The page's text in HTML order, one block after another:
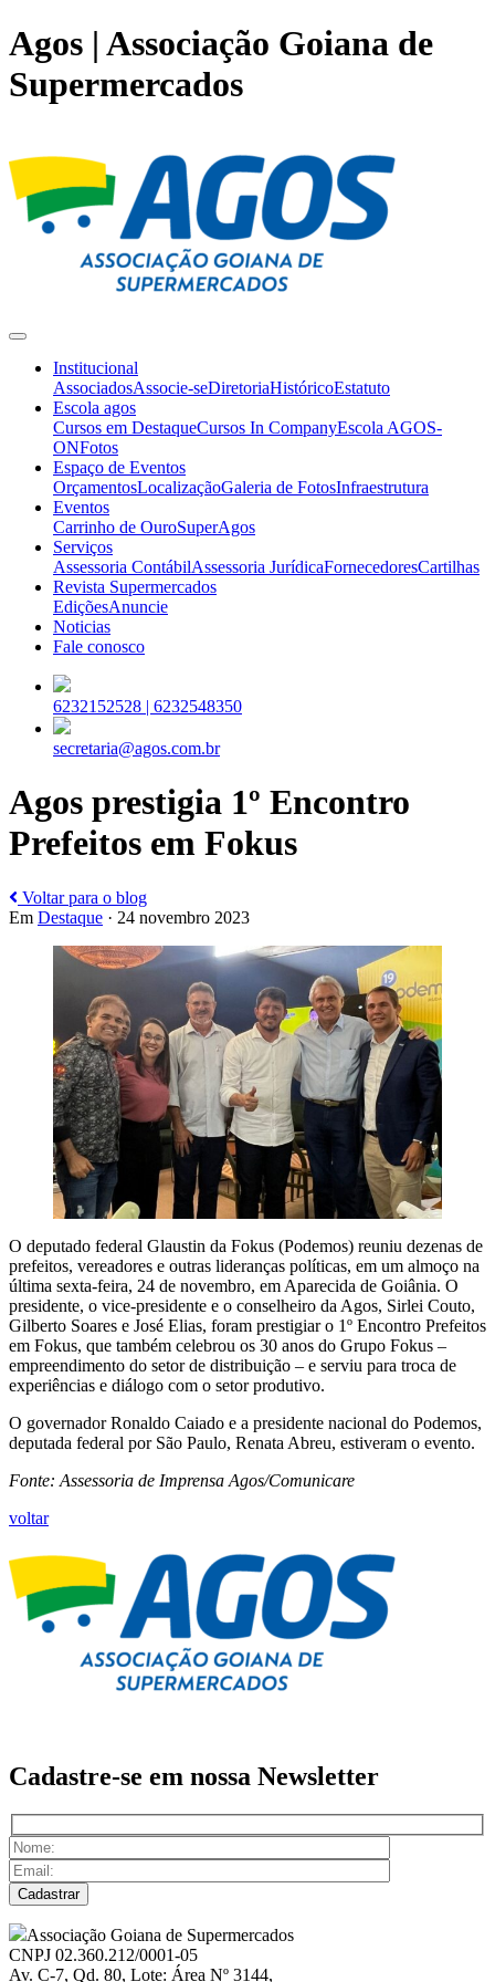
Agos | Associação Goiana de
Supermercados
Institucional
AssociadosAssocie-seDiretoriaHistóricoEstatuto
Escola agos
Cursos em DestaqueCursos In CompanyEscola AGOS-
ONFotos
Espaço de Eventos
OrçamentosLocalizaçãoGaleria de FotosInfraestrutura
Eventos
Carrinho de OuroSuperAgos
Serviços
Assessoria ContábilAssessoria JurídicaFornecedoresCartilhas
Revista Supermercados
EdiçõesAnuncie
Noticias
Fale conosco
6232152528 | 6232548350
secretaria@agos.com.br
Agos prestigia 1º Encontro
Prefeitos em Fokus
Voltar para o blog
Em Destaque · 24 novembro 2023
O deputado federal Glaustin da Fokus (Podemos) reuniu dezenas de
prefeitos, vereadores e outras lideranças políticas, em um almoço na
última sexta-feira, 24 de novembro, em Aparecida de Goiânia. O
presidente, o vice-presidente e o conselheiro da Agos, Sirlei Couto,
Gilberto Soares e José Elias, foram prestigiar o 1º Encontro Prefeitos
em Fokus, que também celebrou os 30 anos do Grupo Fokus –
empreendimento do setor de distribuição – e serviu para troca de
experiências e diálogo com o setor produtivo.
O governador Ronaldo Caiado e a presidente nacional do Podemos,
deputada federal por São Paulo, Renata Abreu, estiveram o evento.
Fonte: Assessoria de Imprensa Agos/Comunicare
voltar
Cadastre-se em nossa Newsletter
Associação Goiana de Supermercados
CNPJ 02.360.212/0001-05
Av. C-7, Qd. 80, Lote: Área Nº 3144,